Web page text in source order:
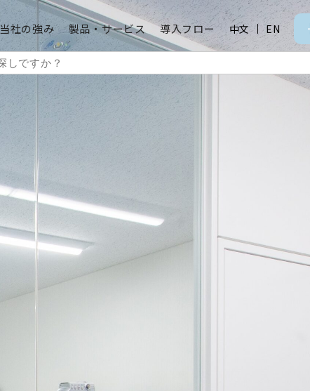
当社の強み 製品・サービス 導入フロー 中文 EN